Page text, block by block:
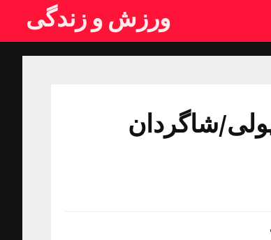
ورزش و زندگی
شاگردان